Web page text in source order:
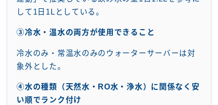
して1日1Lとしている。
③冷水・温水の両方が使用できること
冷水のみ・常温水のみのウォーターサーバーは対
象外とした。
④水の種類（天然水・RO水・浄水）に関係なく安
い順でランク付け